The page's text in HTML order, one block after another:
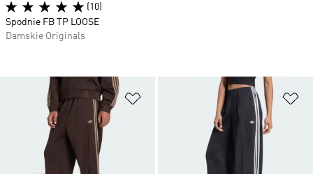
Dodaj do listy życzeń
(10)
Spodnie FB TP LOOSE
Damskie Originals